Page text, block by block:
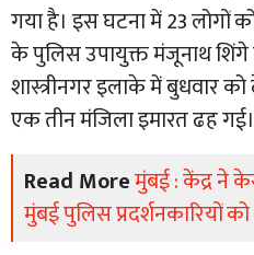
गया है। इस घटना में 23 लोगों
के पुलिस उपायुक्त मंजूनाथ शिंगे
शास्त्रीनगर इलाके में बुधवार
एक तीन मंजिला इमारत ढह गई।
Read Moreमुंबई : केंद्र ने
मुंबई पुलिस प्रदर्शनकारियों